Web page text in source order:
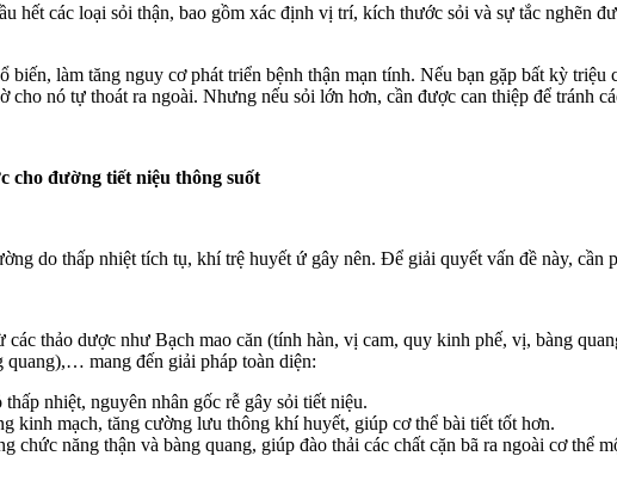
hết các loại sỏi thận, bao gồm xác định vị trí, kích thước sỏi và sự tắc
biến, làm tăng nguy cơ phát triển bệnh thận mạn tính. Nếu bạn gặp bất kỳ
cho nó tự thoát ra ngoài. Nhưng nếu sỏi lớn hơn, cần được can thiệp để tránh
cho đường tiết niệu thông suốt
do thấp nhiệt tích tụ, khí trệ huyết ứ gây nên. Để giải quyết vấn đề này,
thảo dược như Bạch mao căn (tính hàn, vị cam, quy kinh phế, vị, bàng
mang đến giải pháp toàn diện:
thấp nhiệt, nguyên nhân gốc rễ gây sỏi tiết niệu.
kinh mạch, tăng cường lưu thông khí huyết, giúp cơ thể bài tiết tốt hơn.
chức năng thận và bàng quang, giúp đào thải các chất cặn bã ra ngoài cơ thể